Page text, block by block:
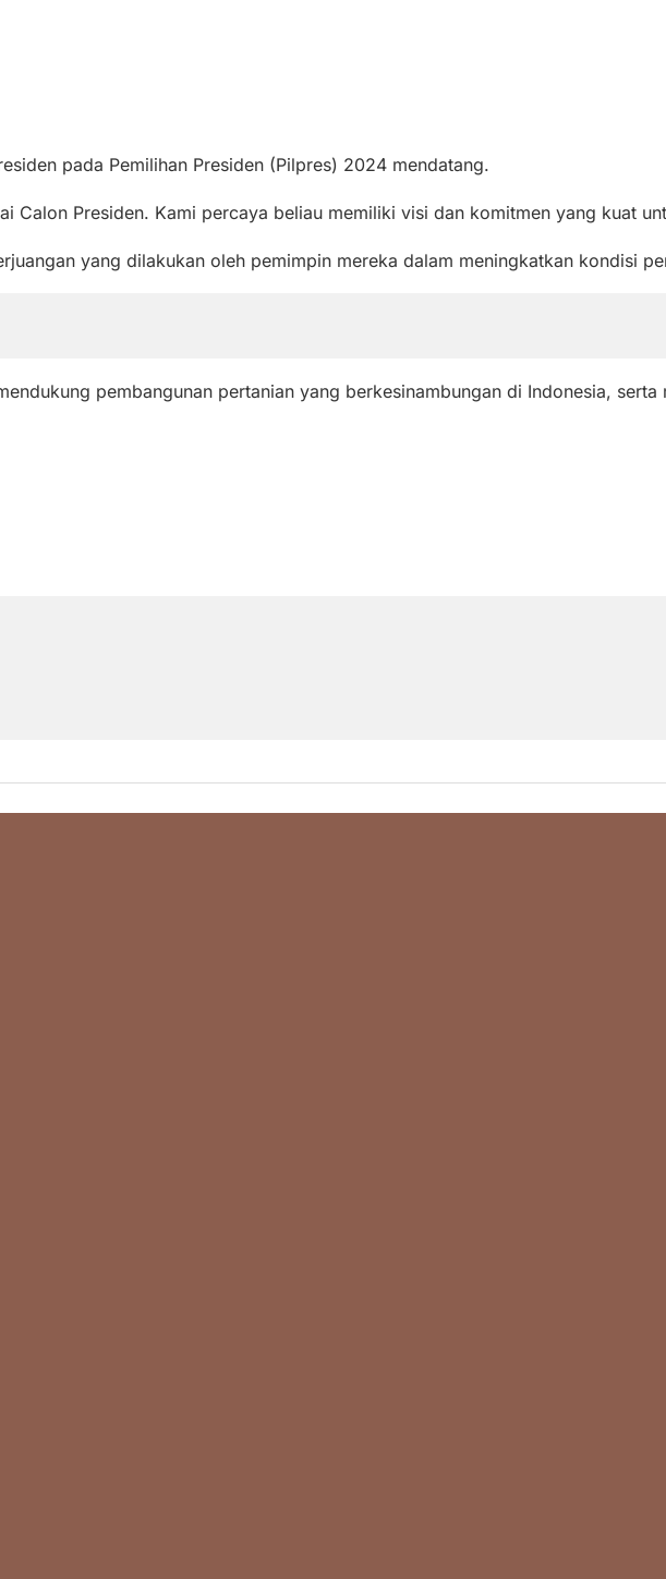
pada Pemilihan Presiden (Pilpres) 2024 mendatang.
Presiden. Kami percaya beliau memiliki visi dan komitmen yang kuat
yang dilakukan oleh pemimpin mereka dalam meningkatkan kondisi
pembangunan pertanian yang berkesinambungan di Indonesia,